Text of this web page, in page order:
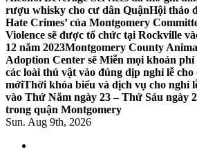
rượu whisky cho cư dân QuậnHội thảo
Hate Crimes’ của Montgomery
Violence sẽ được tổ chức tại Rockville
12 năm 2023Montgomery County
Adoption Center sẽ Miễn mọi khoản
các loài thú vật vào đúng dịp nghỉ lễ
mớiThời khóa biểu và dịch vụ cho nghỉ
vào Thứ Năm ngày 23 – Thứ Sáu ngày
trong quận Montgomery
Sun. Aug 9th, 2026